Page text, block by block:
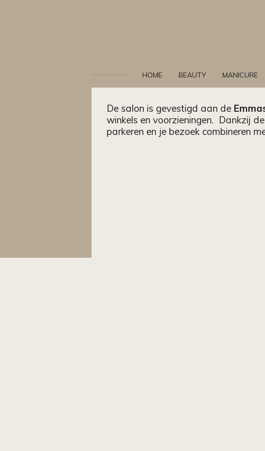
HOME BEAUTY MANICURE
De salon is gevestigd aan de
winkels en voorzieningen. Dankzij
parkeren en je bezoek combineren